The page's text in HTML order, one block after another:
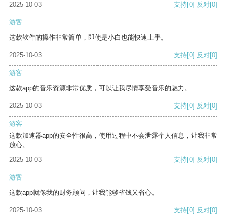
2025-10-03 支持[0] 反对[0]
游客
这款软件的操作非常简单，即使是小白也能快速上手。
2025-10-03 支持[0] 反对[0]
游客
这款app的音乐资源非常优质，可以让我尽情享受音乐的魅力。
2025-10-03 支持[0] 反对[0]
游客
这款加速器app的安全性很高，使用过程中不会泄露个人信息，让我非常
放心。
2025-10-03
支持[0] 反对[0]
游客
这款app就像我的财务顾问，让我能够省钱又省心。
2025-10-03 支持[0] 反对[0]